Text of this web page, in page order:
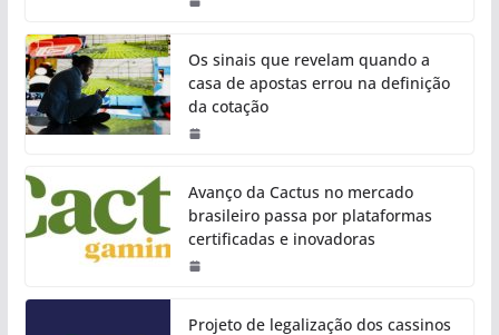
Os sinais que revelam quando a
casa de apostas errou na definição
da cotação
Avanço da Cactus no mercado
brasileiro passa por plataformas
certificadas e inovadoras
Projeto de legalização dos cassinos